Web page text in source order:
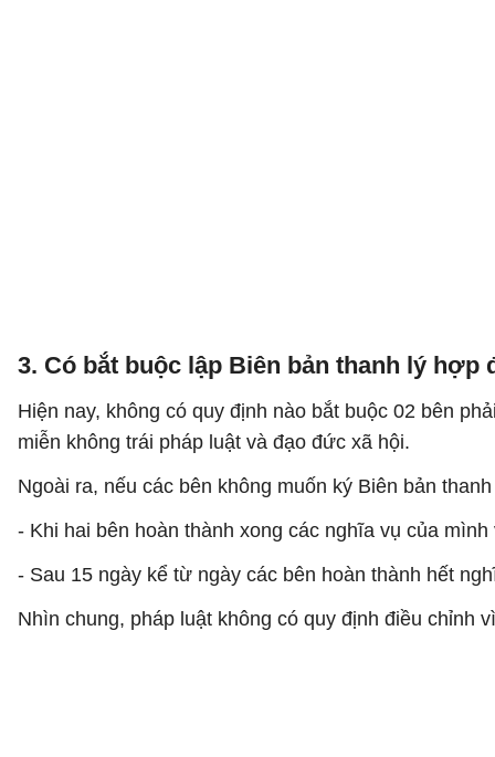
3. Có bắt buộc lập Biên bản thanh lý hợp
Hiện nay, không có quy định nào bắt buộc 02 bên
miễn không trái pháp luật và đạo đức xã hội.
Ngoài ra, nếu các bên không muốn ký Biên bản
- Khi hai bên hoàn thành xong các nghĩa vụ của
- Sau 15 ngày kể từ ngày các bên hoàn thành hết
Nhìn chung, pháp luật không có quy định điều chỉnh